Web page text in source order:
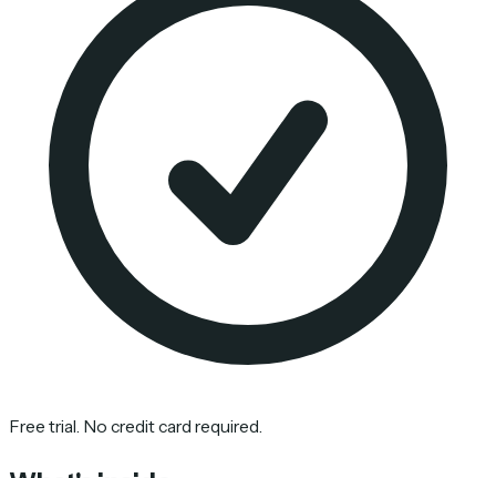
Free trial. No credit card required.